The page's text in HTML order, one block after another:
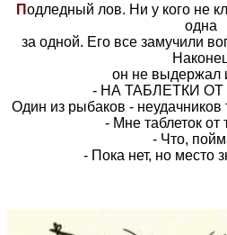
Подледный лов. Ни у кого не
одна
за одной. Его все замучили
он не выдержал
- НА ТАБЛЕТКИ
Один из рыбаков - неудачников
- Мне таблеток от
- Что,
- Пока нет, но